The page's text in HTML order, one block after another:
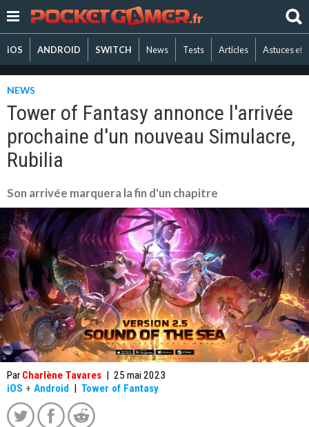
iOS ANDROID SWITCH News Tests Articles Astuces et
NEWS
Tower of Fantasy annonce l'arrivée
prochaine d'un nouveau Simulacre,
Rubilia
Son arrivée marquera la fin d'un chapitre
Par Charlène Tavares | 25 mai 2023
iOS + Android | Tower of Fantasy